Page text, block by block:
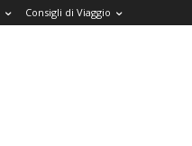
Consigli di Viaggio